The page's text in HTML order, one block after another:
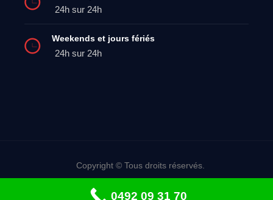
24h sur 24h
Weekends et jours fériés
24h sur 24h
Copyright © Tous droits réservés.
Dépannage urgent: 0492 09 31 70
0492 09 31 70